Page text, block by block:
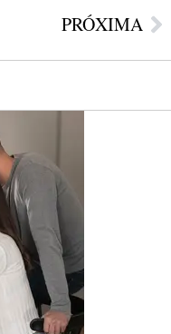
PRÓXIMA